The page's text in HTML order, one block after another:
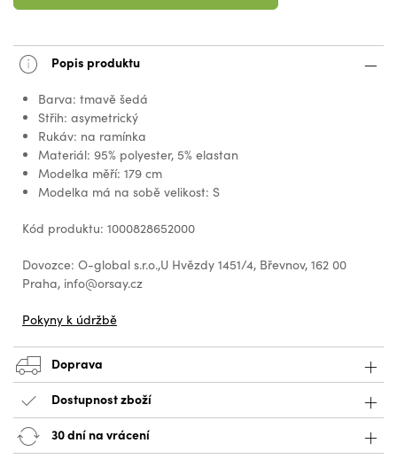
Popis produktu
Barva: tmavě šedá
Střih: asymetrický
Rukáv: na ramínka
Materiál: 95% polyester, 5% elastan
Modelka měří: 179 cm
Modelka má na sobě velikost: S
Kód produktu: 1000828652000
Dovozce: O-global s.r.o.,U Hvězdy 1451/4, Břevnov, 162 00
Praha, info@orsay.cz
Pokyny k údržbě
Doprava
Dostupnost zboží
30 dní na vrácení